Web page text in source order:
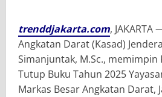
trenddjakarta.com, JAKARTA
Angkatan Darat (Kasad)
Simanjuntak, M.Sc., memimpin
Tutup Buku Tahun 2025
Markas Besar Angkatan Darat,